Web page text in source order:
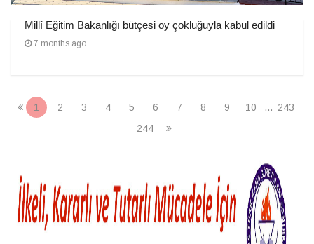
Millî Eğitim Bakanlığı bütçesi oy çokluğuyla kabul edildi
7 months ago
1 2 3 4 5 6 7 8 9 10 ... 243
244